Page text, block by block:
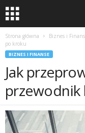
Strona główna Biznes i
po kroku
BIZNES I FINANSE
Jak
przewodnik